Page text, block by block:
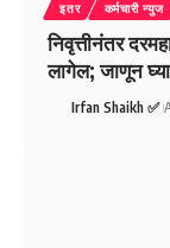
इतर कर्मचारी न्युज
निवृत्तीनंतर
लागेल; जाणून
Irfan Shaikh ✅